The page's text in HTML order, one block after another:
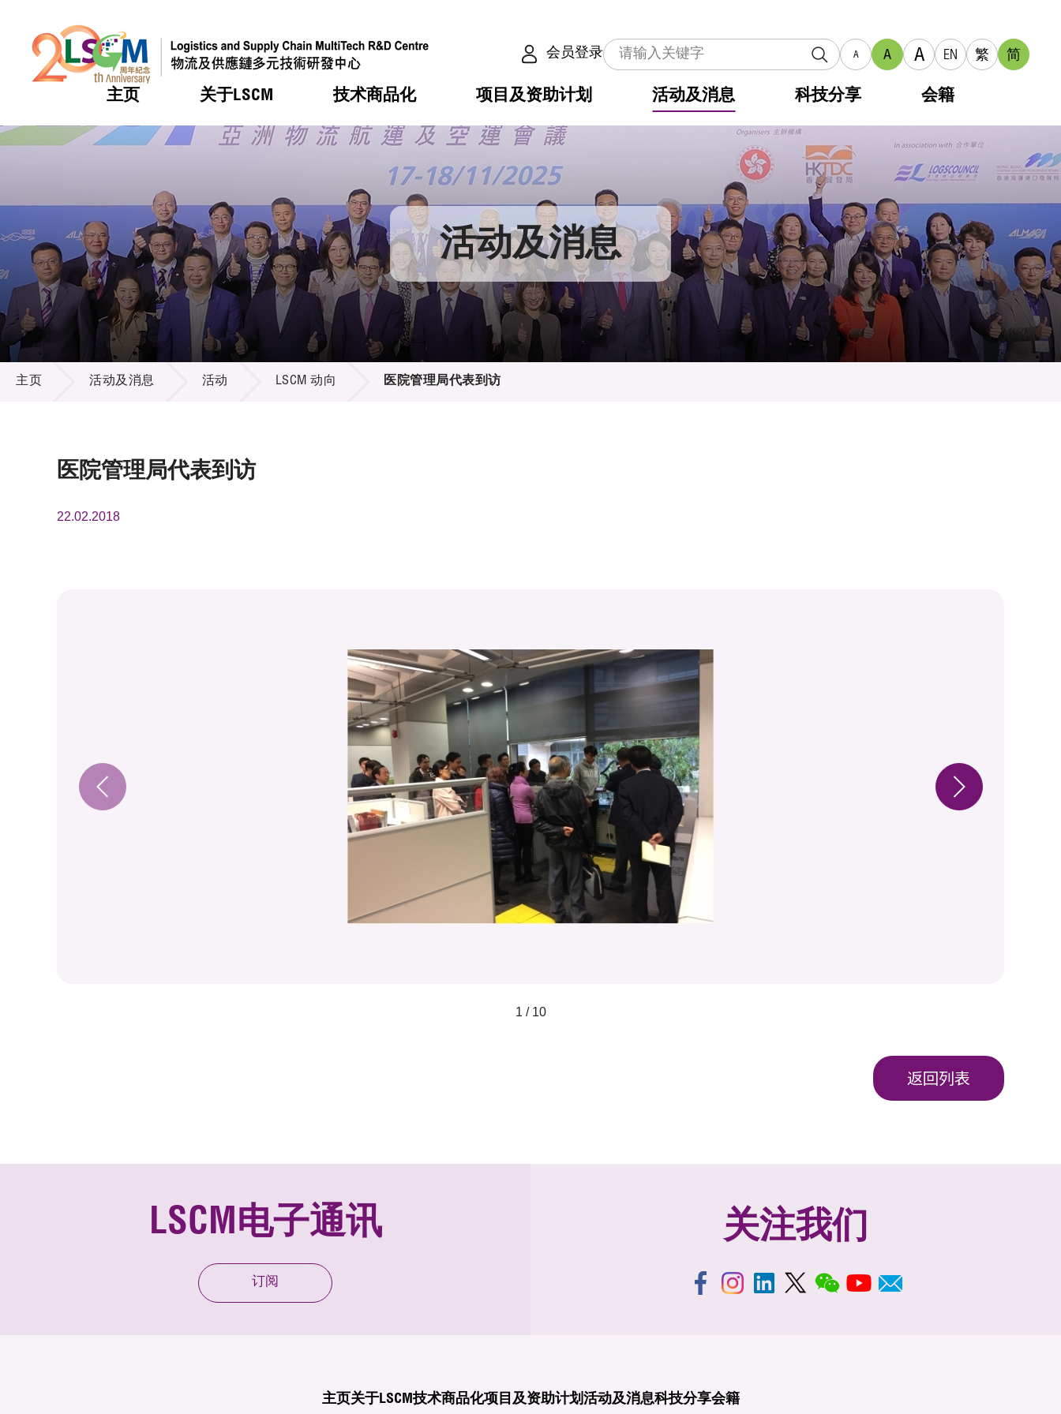
会员登录 A A A EN 繁 简
主页 关于LSCM
热门 机构简介
组织架构
组织架构
董事局
研究顾问
招标通告
技术商品化
热门 服务
可获授权之技术
应用于公共服务之创新技术
重点项目
项目及资助计划
热门 合作计划
资助计划
资助计划
税务优惠
申请
评审
征求研发项目计划书
项目资料库
活动及消息
热门 活动
奖项
新闻中心
媒体报导
新闻稿
资讯中心
多媒体
出版刊物
科技分享 会籍
热门 会籍及服务
会员列表
会员登入 活动及消息
活动及消息
主页 活动及消息 活动 LSCM 动向 医院管理局代表到访
医院管理局代表到访
22.02.2018
1 / 10
返回列表
LSCM电子通讯
订阅
关注我们
主页关于LSCM技术商品化项目及资助计划活动及消息科技分享会籍